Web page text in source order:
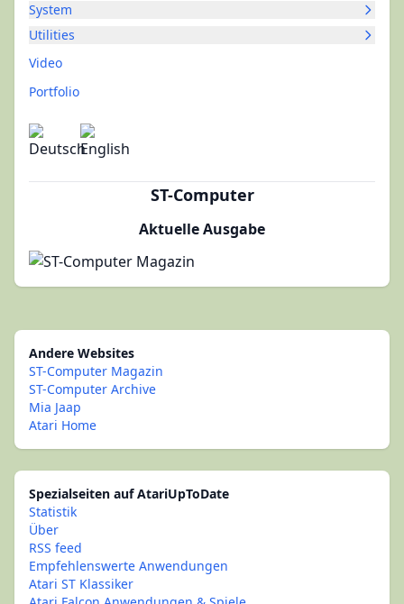
System
Utilities
Video
Portfolio
ST-Computer
Aktuelle Ausgabe
Andere Websites
ST-Computer Magazin
ST-Computer Archive
Mia Jaap
Atari Home
Spezialseiten auf AtariUpToDate
Statistik
Über
RSS feed
Empfehlenswerte Anwendungen
Atari ST Klassiker